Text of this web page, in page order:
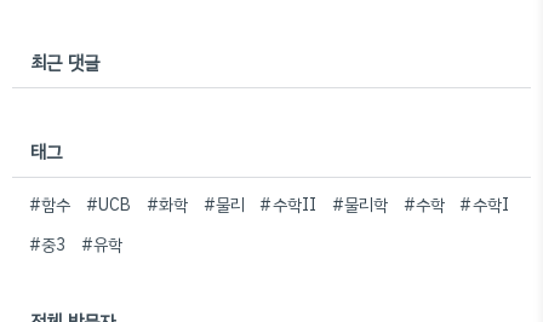
최근 댓글
태그
#함수 #UCB #화학 #물리 #수학II #물리학 #수학 #수학I
#중3
#유학